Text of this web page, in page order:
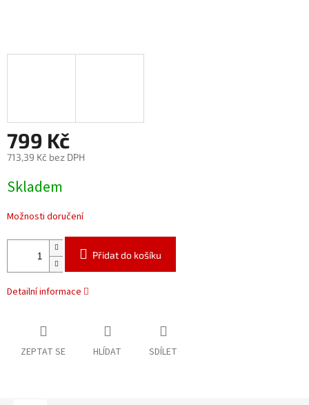
799 Kč
713,39 Kč bez DPH
cena:
Skladem
Možnosti doručení
Přidat do košíku
Detailní informace
ZEPTAT SE HLÍDAT SDÍLET